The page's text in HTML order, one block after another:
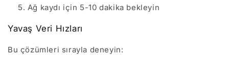
Ağ kaydı için 5-10 dakika bekleyin
Yavaş Veri Hızları
Bu çözümleri sırayla deneyin: